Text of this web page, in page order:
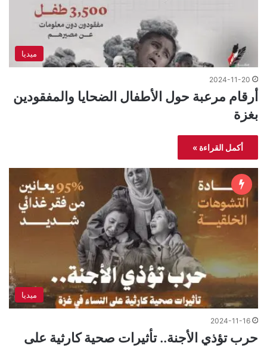
ميديا
2024-11-20
أرقام مرعبة حول الأطفال الضحايا والمفقودين
بغزة
أكمل القراءة »
ميديا
2024-11-16
حرب تؤذي الأجنة.. تأثيرات صحية كارثية على